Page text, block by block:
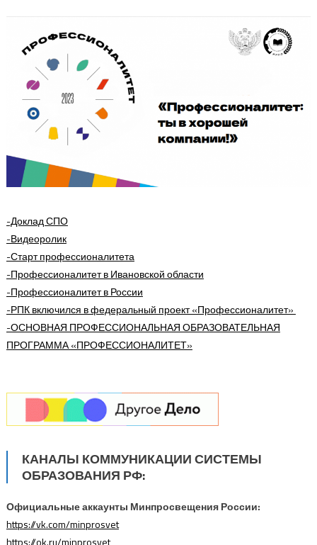
-Доклад СПО
-Видеоролик
-Старт профессионалитета
-Профессионалитет в Ивановской области
-Профессионалитет в России
-РПК включился в федеральный проект «Профессионалитет»
-ОСНОВНАЯ ПРОФЕССИОНАЛЬНАЯ ОБРАЗОВАТЕЛЬНАЯ
ПРОГРАММА«ПРОФЕССИОНАЛИТЕТ»
КАНАЛЫ КОММУНИКАЦИИ СИСТЕМЫ
ОБРАЗОВАНИЯ РФ:
Официальные аккаунты Минпросвещения России:
https://vk.com/minprosvet
https://ok.ru/minprosvet